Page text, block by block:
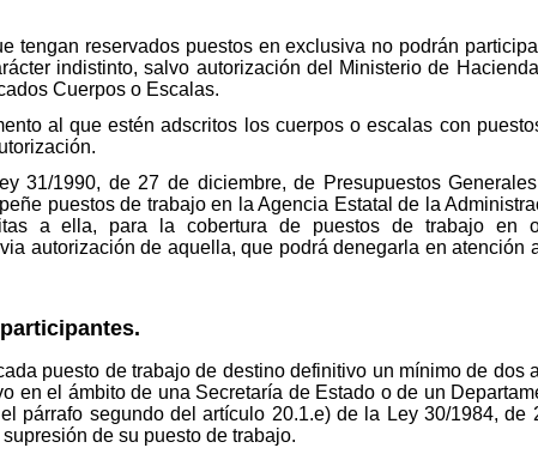
tengan reservados puestos en exclusiva no podrán
indistinto, salvo autorización del Ministerio de
Cuerpos o Escalas.
al que estén adscritos los cuerpos o escalas con
31/1990, de 27 de diciembre, de Presupuestos
puestos de trabajo en la Agencia Estatal de la
a ella, para la cobertura de puestos de trabajo en
autorización de aquella, que podrá denegarla en atención
puesto de trabajo de destino definitivo un mínimo de dos
en el ámbito de una Secretaría de Estado o de un
párrafo segundo del artículo 20.1.e) de la Ley 30/1984, de
de su puesto de trabajo.